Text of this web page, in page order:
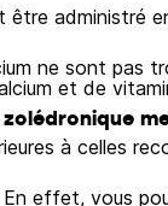
administré
ne sont pas
et de
à celles
effet, vous